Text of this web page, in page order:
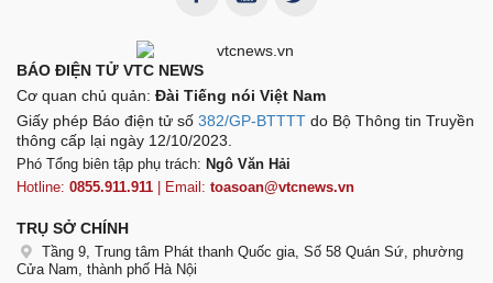
BÁO ĐIỆN TỬ VTC NEWS
Cơ quan chủ quản: Đài Tiếng nói Việt Nam
Giấy phép Báo điện tử số 382/GP-BTTTT do Bộ Thông tin Truyền
thông cấp lại ngày 12/10/2023.
Phó Tổng biên tập phụ trách: Ngô Văn Hải
Hotline: 0855.911.911 | Email: toasoan@vtcnews.vn
TRỤ SỞ CHÍNH
Tầng 9, Trung tâm Phát thanh Quốc gia, Số 58 Quán Sứ, phường
Cửa Nam, thành phố Hà Nội